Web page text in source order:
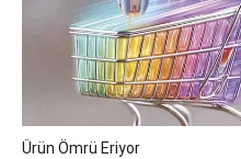
Ürün Ömrü Eriyor